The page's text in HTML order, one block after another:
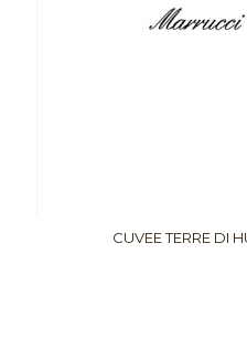
CUVEE TERRE DI